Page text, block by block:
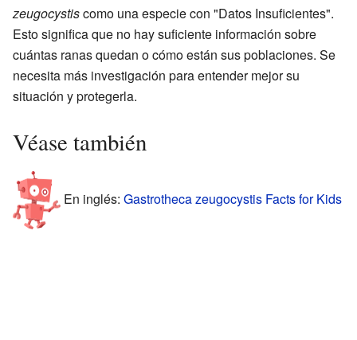
zeugocystiscomo una especie con "Datos Insuficientes".
Esto significa que no hay suficiente información sobre
cuántas ranas quedan o cómo están sus poblaciones. Se
necesita más investigación para entender mejor su
situación y protegerla.
Véase también
En inglés: Gastrotheca zeugocystis Facts for Kids